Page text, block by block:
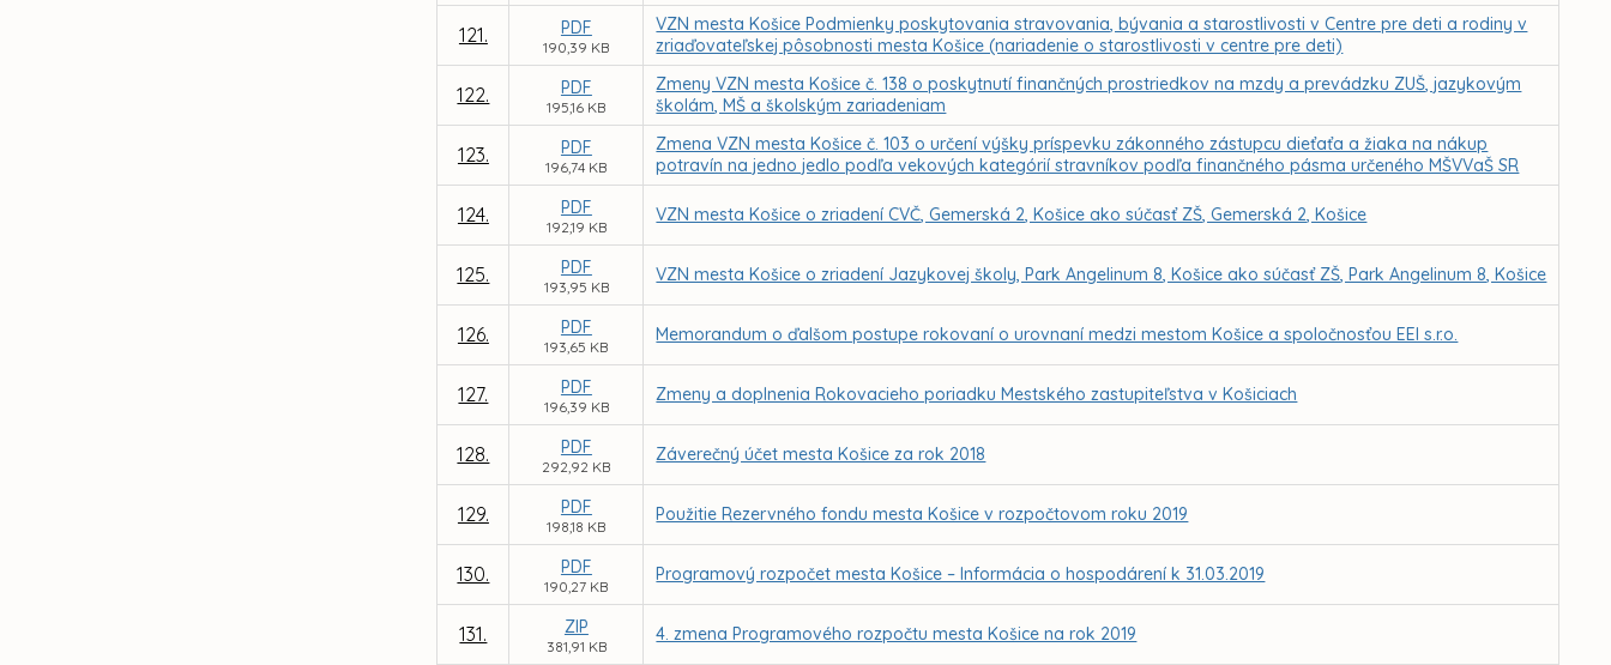
121. PDF
190,39 KB
VZN mesta Košice Podmienky poskytovania stravovania, bývania a starostlivosti v Centre pre deti a rodiny v
zriaďovateľskej pôsobnosti mesta Košice (nariadenie o starostlivosti v centre pre deti)
122. PDF
195,16 KB
Zmeny VZN mesta Košice č. 138 o poskytnutí finančných prostriedkov na mzdy a prevádzku ZUŠ, jazykovým
školám, MŠ a školským zariadeniam
123. PDF
196,74 KB
Zmena VZN mesta Košice č. 103 o určení výšky príspevku zákonného zástupcu dieťaťa a žiaka na nákup
potravín na jedno jedlo podľa vekových kategórií stravníkov podľa finančného pásma určeného MŠVVaŠ SR
124. PDF
192,19 KB
VZN mesta Košice o zriadení CVČ, Gemerská 2, Košice ako súčasť ZŠ, Gemerská 2, Košice
125. PDF
193,95 KB
VZN mesta Košice o zriadení Jazykovej školy, Park Angelinum 8, Košice ako súčasť ZŠ, Park Angelinum 8, Košice
126. PDF
193,65 KB
Memorandum o ďalšom postupe rokovaní o urovnaní medzi mestom Košice a spoločnosťou EEI s.r.o.
127. PDF
196,39 KB
Zmeny a doplnenia Rokovacieho poriadku Mestského zastupiteľstva v Košiciach
128. PDF
292,92 KB
Záverečný účet mesta Košice za rok 2018
129. PDF
198,18 KB
Použitie Rezervného fondu mesta Košice v rozpočtovom roku 2019
130. PDF
190,27 KB
Programový rozpočet mesta Košice – Informácia o hospodárení k 31.03.2019
131. ZIP
381,91 KB
4. zmena Programového rozpočtu mesta Košice na rok 2019